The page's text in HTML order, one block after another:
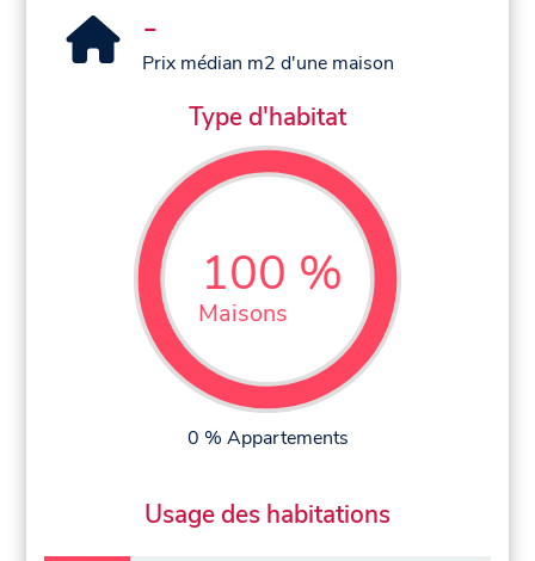
-
Prix médian m2 d'une maison
Type d'habitat
100 %
Maisons
0 % Appartements
Usage des habitations